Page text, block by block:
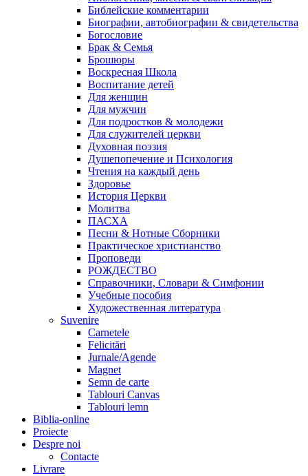
Библейские комментарии
Биографии, автобиографии & свидетельства
Богословие
Брак & Семья
Брошюры
Воскресная Школа
Воспитание детей
Для женщин
Для мужчин
Для подростков & молодежи
Для служителей церкви
Духовная поэзия
Душепопечение и Психология
Чтения на каждый день
Здоровье
История Церкви
Молитва
ПАСХА
Песни & Нотные Сборники
Практическое христианство
Проповеди
РОЖДЕСТВО
Справочники, Словари & Симфонии
Учебные пособия
Художественная литература
Suvenire
Carnetele
Felicitări
Jurnale/Agende
Magnet
Semn de carte
Tablouri Canvas
Tablouri lemn
Biblia-online
Proiecte
Despre noi
Contacte
Livrare